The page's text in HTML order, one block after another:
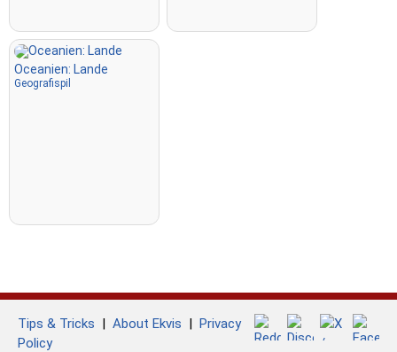
Oceanien: Lande
Geografispil
Tips & Tricks | About Ekvis | Privacy
Policy